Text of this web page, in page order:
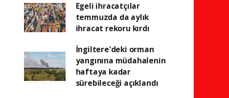
Egeli ihracatçılar
temmuzda da aylık
ihracat rekoru kırdı
İngiltere'deki orman
yangınına müdahalenin
haftaya kadar
sürebileceği açıklandı